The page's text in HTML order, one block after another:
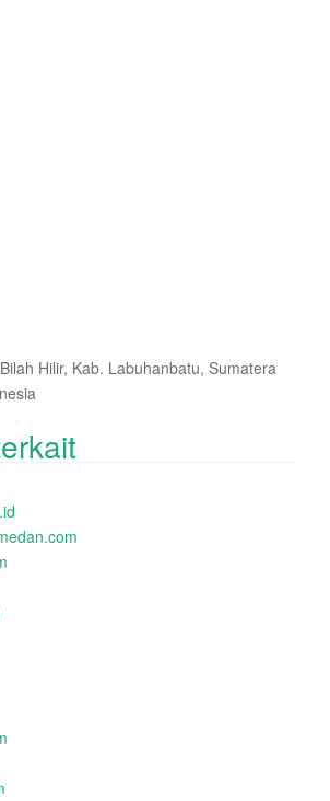
Hilir, Kab. Labuhanbatu, Sumatera